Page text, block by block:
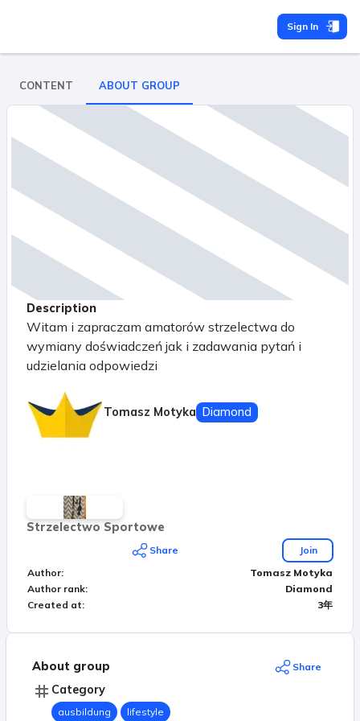
Sign In
CONTENT ABOUT GROUP
Description
Witam i zapraczam amatorów strzelectwa do
wymiany doświadczeń jak i zadawania pytań i
udzielania odpowiedzi
Tomasz Motyka Diamond
Strzelectwo Sportowe
Share
Join
Author:
Tomasz Motyka
Author rank:
Diamond
Created at: 3年
About group Share
Category
ausbildung lifestyle